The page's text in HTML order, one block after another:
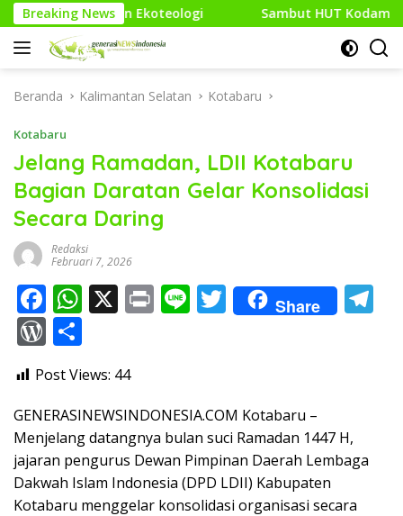
Langsung
ke
konten
Breaking News Sambut HUT Kodam XXI/Raden Intan,
Beranda Kalimantan Selatan Kotabaru
Kotabaru
Jelang Ramadan, LDII Kotabaru
Bagian Daratan Gelar Konsolidasi
Secara Daring
Redaksi
Februari 7, 2026
F
ac
e
b
o
o
k
W
s
A
p
p
X Pr Li T
w
Share
W
or
d
Pr
e
ss
ar
e
Post Views: 44
GENERASINEWSINDONESIA.COM ​Kotabaru –
Menjelang datangnya bulan suci Ramadan 1447 H,
jajaran pengurus Dewan Pimpinan Daerah Lembaga
Dakwah Islam Indonesia (DPD LDII) Kabupaten
Kotabaru menggelar konsolidasi organisasi secara